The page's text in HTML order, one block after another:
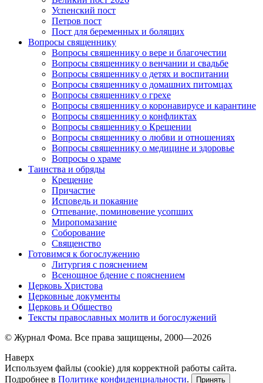
Успенский пост
Петров пост
Пост для беременных и болящих
Вопросы священнику
Вопросы священнику о вере и благочестии
Вопросы священнику о венчании и свадьбе
Вопросы священнику о детях и воспитании
Вопросы священнику о домашних питомцах
Вопросы священнику о грехе
Вопросы священнику о коронавирусе и карантине
Вопросы священнику о конфликтах
Вопросы священнику о Крещении
Вопросы священнику о любви и отношениях
Вопросы священнику о медицине и здоровье
Вопросы о храме
Таинства и обряды
Крещение
Причастие
Исповедь и покаяние
Отпевание, поминовение усопших
Миропомазание
Соборование
Священство
Готовимся к богослужению
Литургия с пояснением
Всенощное бдение с пояснением
Церковь Христова
Церковные документы
Церковь и Общество
Тексты православных молитв и богослужений
© Журнал Фома. Все права защищены, 2000—2026
Наверх
Используем файлы (cookie) для корректной работы сайта.
Подробнее в Политике конфиденциальности. Принять